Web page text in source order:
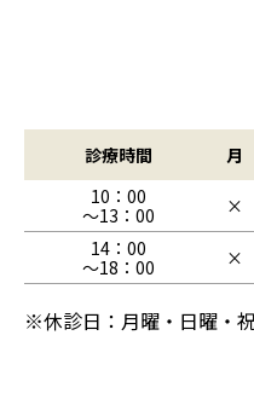
診療時間 月
10：00
～13：00
×
14：00
～18：00
×
※休診日：月曜・日曜・